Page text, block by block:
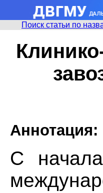
Поиск статьи по
Аннотация:
С